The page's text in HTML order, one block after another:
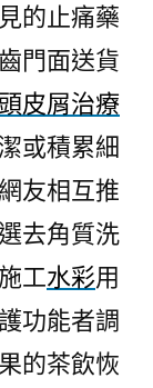
的止痛藥
門面送貨
頭皮屑治療
或積累細
友相互推
去角質洗
工水彩用
功能者調
的茶飲恢